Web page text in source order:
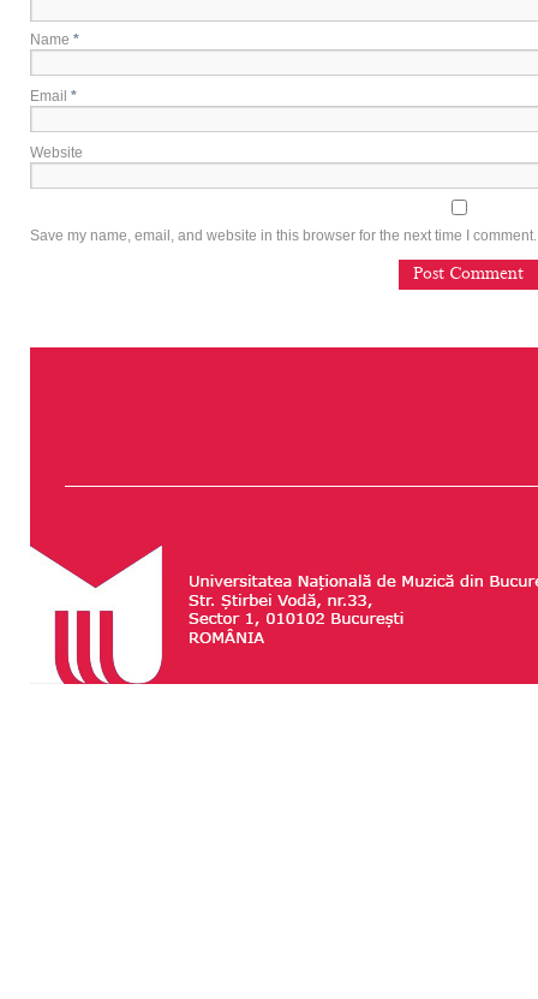
Name *
Email *
Website
Save my name, email, and website in this browser for the next time I comment.